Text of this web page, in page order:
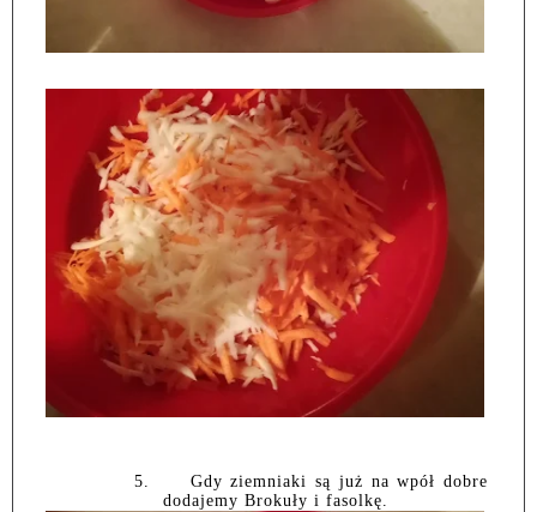
5.
Gdy ziemniaki są już na wpół dobre
dodajemy Brokuły i fasolkę.